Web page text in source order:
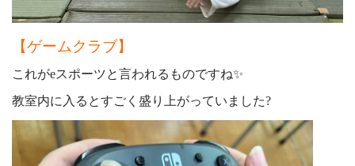
【ゲームクラブ】
これがeスポーツと言われるものですね✨
教室内に入るとすごく盛り上がっていました?